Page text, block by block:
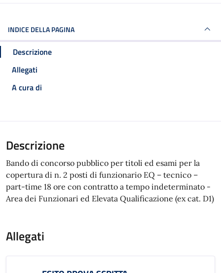
INDICE DELLA PAGINA
Descrizione
Allegati
A cura di
Descrizione
Bando di concorso pubblico per titoli ed esami per la
copertura di n. 2 posti di funzionario EQ – tecnico –
part-time 18 ore con contratto a tempo indeterminato -
Area dei Funzionari ed Elevata Qualificazione (ex cat. D1)
Allegati